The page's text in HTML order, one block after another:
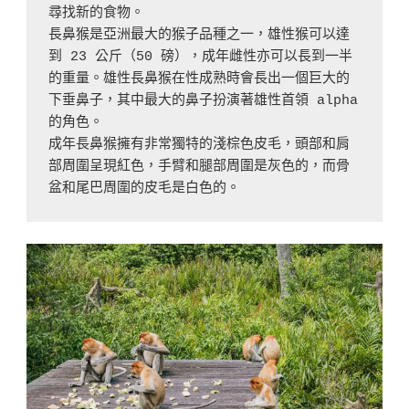
尋找新的食物。
長鼻猴是亞洲最大的猴子品種之一，雄性猴可以達
到 23 公斤（50 磅），成年雌性亦可以長到一半
的重量。雄性長鼻猴在性成熟時會長出一個巨大的
下垂鼻子，其中最大的鼻子扮演著雄性首領 alpha
的角色。
成年長鼻猴擁有非常獨特的淺棕色皮毛，頭部和肩
部周圍呈現紅色，手臂和腿部周圍是灰色的，而骨
盆和尾巴周圍的皮毛是白色的。